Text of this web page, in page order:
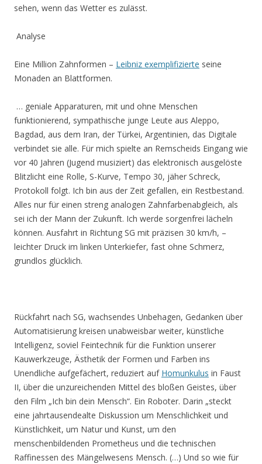
sehen, wenn das Wetter es zulässt.
Analyse
Eine Million Zahnformen – Leibniz exemplifizierte seine
Monaden an Blattformen.
… geniale Apparaturen, mit und ohne Menschen
funktionierend, sympathische junge Leute aus Aleppo,
Bagdad, aus dem Iran, der Türkei, Argentinien, das Digitale
verbindet sie alle. Für mich spielte an Remscheids Eingang wie
vor 40 Jahren (Jugend musiziert) das elektronisch ausgelöste
Blitzlicht eine Rolle, S-Kurve, Tempo 30, jäher Schreck,
Protokoll folgt. Ich bin aus der Zeit gefallen, ein Restbestand.
Alles nur für einen streng analogen Zahnfarbenabgleich, als
sei ich der Mann der Zukunft. Ich werde sorgenfrei lächeln
können. Ausfahrt in Richtung SG mit präzisen 30 km/h, –
leichter Druck im linken Unterkiefer, fast ohne Schmerz,
grundlos glücklich.
Rückfahrt nach SG, wachsendes Unbehagen, Gedanken über
Automatisierung kreisen unabweisbar weiter, künstliche
Intelligenz, soviel Feintechnik für die Funktion unserer
Kauwerkzeuge, Ästhetik der Formen und Farben ins
Unendliche aufgefächert, reduziert auf Homunkulus in Faust
II, über die unzureichenden Mittel des bloßen Geistes, über
den Film „Ich bin dein Mensch“. Ein Roboter. Darin „steckt
eine jahrtausendealte Diskussion um Menschlichkeit und
Künstlichkeit, um Natur und Kunst, um den
menschenbildenden Prometheus und die technischen
Raffinessen des Mängelwesens Mensch. (…) Und so wie für